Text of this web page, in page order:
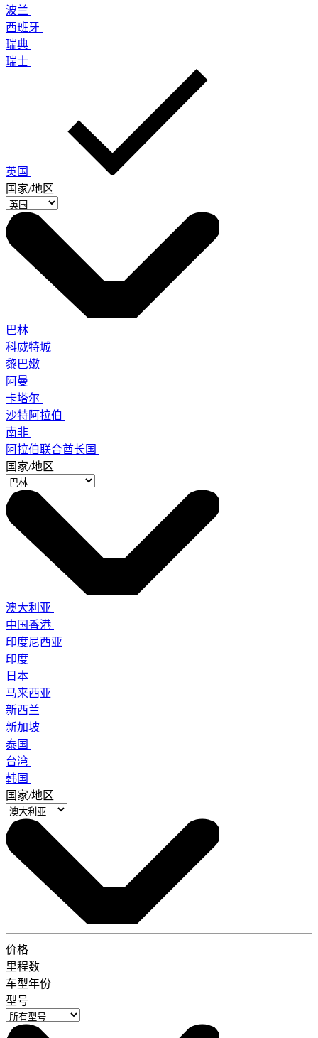
波兰
西班牙
瑞典
瑞士
英国
国家/地区
巴林
科威特城
黎巴嫩
阿曼
卡塔尔
沙特阿拉伯
南非
阿拉伯联合酋长国
国家/地区
澳大利亚
中国香港
印度尼西亚
印度
日本
马来西亚
新西兰
新加坡
泰国
台湾
韩国
国家/地区
价格
里程数
车型年份
型号